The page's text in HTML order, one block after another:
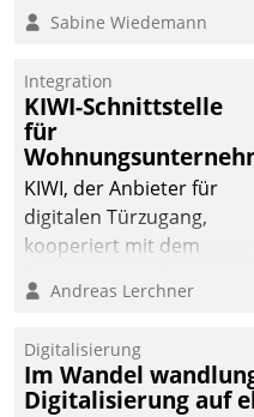
Sabine Wiedemann
Integration
KIWI-Schnittstelle
für
KIWI, der Anbieter für
digitalen Türzugang,
kooperiert mit dem
Softwareentwicklungshaus
Andreas Lerchner
Digitalisierung
Im Wandel
Digitalisierung auf